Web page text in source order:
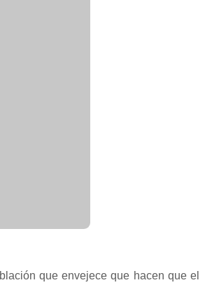
que envejece que hacen que el